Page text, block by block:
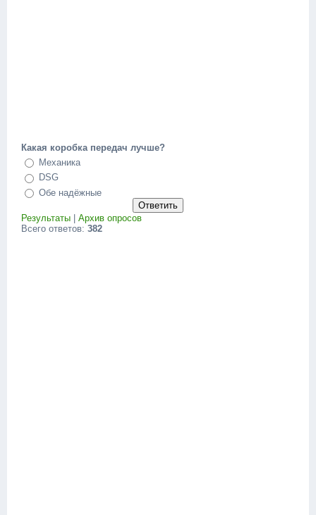
Какая коробка передач лучше?
Механика
DSG
Обе надёжные
Результаты
Архив опросов
Всего ответов: 382